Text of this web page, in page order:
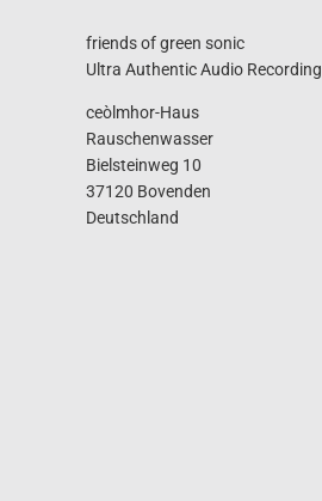
friends of green sonic
Ultra Authentic Audio Recording
ceòlmhor-Haus
Rauschenwasser
Bielsteinweg 10
37120 Bovenden
Deutschland